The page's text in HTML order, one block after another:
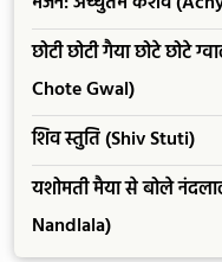
छोटी छोटी गैया छोटे छोटे
Chote Gwal)
शिव स्तुति (Shiv Stuti)
यशोमती मैया से बोले
Nandlala)